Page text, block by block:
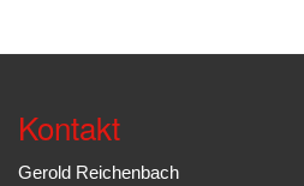
Kontakt
Gerold Reichenbach